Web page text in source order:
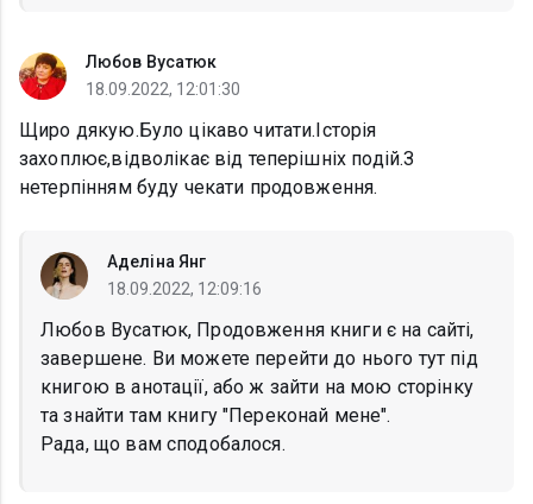
Любов Вусатюк
18.09.2022, 12:01:30
Щиро дякую.Було цікаво читати.Історія
захоплює,відволікає від теперішніх подій.З
нетерпінням буду чекати продовження.
Аделіна Янг
18.09.2022, 12:09:16
Любов Вусатюк, Продовження книги є на сайті,
завершене. Ви можете перейти до нього тут під
книгою в анотації, або ж зайти на мою сторінку
та знайти там книгу "Переконай мене".
Рада, що вам сподобалося.